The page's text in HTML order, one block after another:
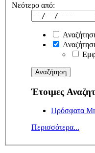
Νεότερο από:
Έτοιμες
Πρόσφατα
Περισσότερα...